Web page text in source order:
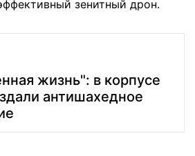
зенитный дрон.
жизнь": в корпусе
антишахедное